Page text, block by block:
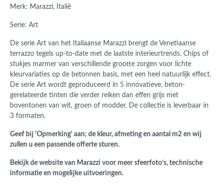
Merk: Marazzi, Italië
Serie: Art
De serie Art van het Italiaanse Marazzi brengt de Venetiaanse
terrazzo tegels up-to-date met de laatste interieurtrends. Chips of
stukjes marmer van verschillende grootte zorgen voor lichte
kleurvariaties op de betonnen basis, met een heel natuurlijk effect.
De serie Art wordt geproduceerd in 5 innovatieve, beton-
gerelateerde tinten die verder reiken dan effen grijs met
boventonen van wit, groen of modder. De collectie is leverbaar in
3 formaten.
Geef bij 'Opmerking' aan; de kleur, afmeting en aantal m2 en wij
zullen u een passende offerte sturen.
Bekijk de website van Marazzi voor meer sfeerfoto’s, technische
informatie en mogelijke uitvoeringen.